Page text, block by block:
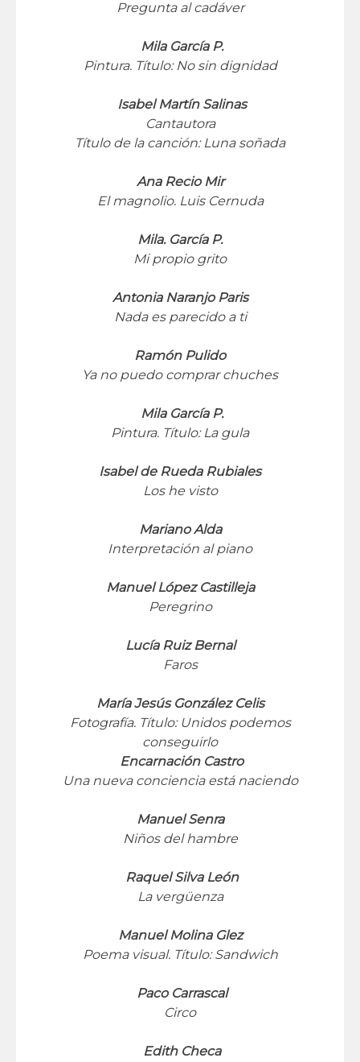
Pregunta al cadáver
Mila García P.
Pintura. Título: No sin dignidad
Isabel Martín Salinas
Cantautora
Título de la canción: Luna soñada
Ana Recio Mir
El magnolio. Luis Cernuda
Mila. García P.
Mi propio grito
Antonia Naranjo Paris
Nada es parecido a ti
Ramón Pulido
Ya no puedo comprar chuches
Mila García P.
Pintura. Título: La gula
Isabel de Rueda Rubiales
Los he visto
Mariano Alda
Interpretación al piano
Manuel López Castilleja
Peregrino
Lucía Ruiz Bernal
Faros
María Jesús González Celis
Fotografía. Título: Unidos podemos
conseguirlo
Encarnación Castro
Una nueva conciencia está naciendo
Manuel Senra
Niños del hambre
Raquel Silva León
La vergüenza
Manuel Molina Glez
Poema visual. Título: Sandwich
Paco Carrascal
Circo
Edith Checa